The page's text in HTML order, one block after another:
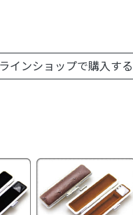
インショップで購入する